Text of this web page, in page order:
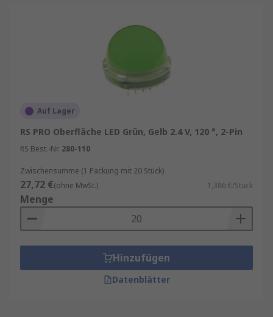
Auf Lager
RS PRO Oberfläche LED Grün, Gelb 2.4 V, 120 °, 2-Pin
RS Best.-Nr. 280-110
Zwischensumme (1 Packung mit 20 Stück)
27,72 €(ohne MwSt.) 1,386 €/Stück
Menge
Hinzufügen
Datenblätter